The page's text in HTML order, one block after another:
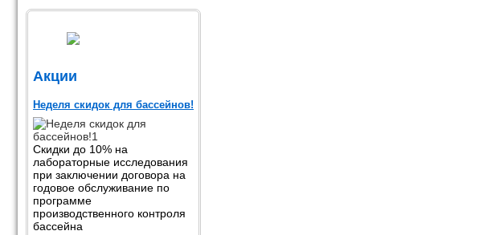
Акции
Неделя скидок для бассейнов!
Скидки до 10% на
лабораторные исследования
при заключении договора на
годовое обслуживание по
программе
производственного контроля
бассейна